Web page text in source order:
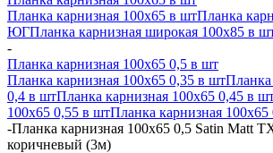
Планка карнизная 100х65 в штПланка
ЮГПланка карнизная широкая 100х85 в
-
Планка карнизная 100х65 0,5 в шт
Планка карнизная 100х65 0,35 в штПланка
0,4 в штПланка карнизная 100х65 0,45 в
100х65 0,55 в штПланка карнизная
-Планка карнизная 100х65 0,5 Satin Matt
коричневый (3м)